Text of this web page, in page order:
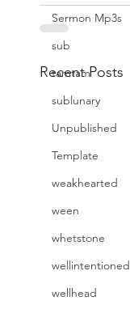
Sermon Mp3s
sub
tamtam
sublunary
Unpublished
Template
weakhearted
ween
whetstone
wellintentioned
wellhead
Recent Posts